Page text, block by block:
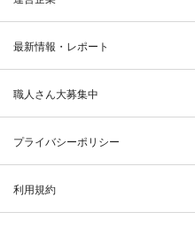
最新情報・レポート
職人さん大募集中
プライバシーポリシー
利用規約